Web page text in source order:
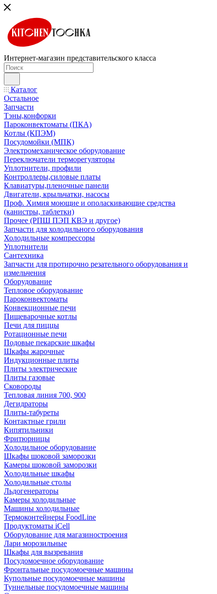
Интернет-магазин представительского класса
Каталог
Остальное
Запчасти
Тэны,конфорки
Пароконвектоматы (ПКА)
Котлы (КПЭМ)
Посудомойки (МПК)
Электромеханическое оборудование
Переключатели терморегуляторы
Уплотнители, профили
Контроллеры,силовые платы
Клавиатуры,пленочные панели
Двигатели, крыльчатки, насосы
Проф. Химия моющие и ополаскивающие средства
(канистры, таблетки)
Прочее (РПШ ПЭП КВЭ и другое)
Запчасти для холодильного оборудования
Холодильные компрессоры
Уплотнители
Сантехника
Запчасти для протирочно резательного оборудования и
измельчения
Оборудование
Тепловое оборудование
Пароконвектоматы
Конвекционные печи
Пищеварочные котлы
Печи для пиццы
Ротационные печи
Подовые пекарские шкафы
Шкафы жарочные
Индукционные плиты
Плиты электрические
Плиты газовые
Сковороды
Тепловая линия 700, 900
Дегидраторы
Плиты-табуреты
Контактные грили
Кипятильники
Фритюрницы
Холодильное оборудование
Шкафы шоковой заморозки
Камеры шоковой заморозки
Холодильные шкафы
Холодильные столы
Льдогенераторы
Камеры холодильные
Машины холодильные
Термоконтейнеры FoodLine
Продуктоматы iCell
Оборудование для магазиностроения
Лари морозильные
Шкафы для вызревания
Посудомоечное оборудование
Фронтальные посудомоечные машины
Купольные посудомоечные машины
Туннельные посудомоечные машины